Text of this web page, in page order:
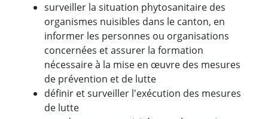
surveiller la situation phytosanitaire des
organismes nuisibles dans le canton, en
informer les personnes ou organisations
concernées et assurer la formation
nécessaire à la mise en œuvre des mesures
de prévention et de lutte
définir et surveiller l'exécution des mesures
de lutte